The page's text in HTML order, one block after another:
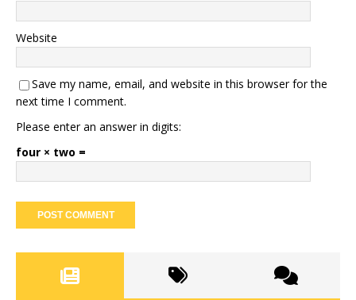
Website
Save my name, email, and website in this browser for the
next time I comment.
Please enter an answer in digits:
four × two =